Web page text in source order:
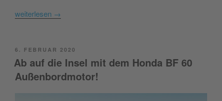
weiterlesen →
POSTED
ON
6. FEBRUAR 2020
Ab auf die Insel mit dem Honda BF 60
Außenbordmotor!